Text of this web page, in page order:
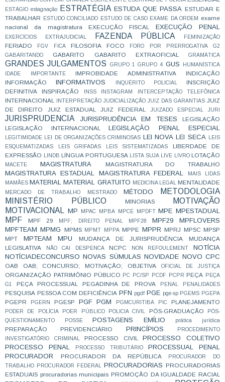
ESTÁGIO estagnação ESTRATÉGIA ESTUDA QUE PASSA ESTUDAR E
TRABALHAR
ESTUDO CONCILIADO ESTUDO DE CASO EXAME DA ORDEM
exame
nacional da magistratura
EXECUÇÃO FISCAL EXECUÇÃO PENAL
EXERCÍCIOS EXTRAJUDICIAL FAZENDA PÚBLICA FEMINIZAÇÃO
FERIADO FGV FICA FILOSOFIA FOCO FORO POR PRERROGATIVA
G2
GABARITANDO
GABARITO GABARITO EXTRAOFICIAL GRAMÁTICA
GRANDES JULGAMENTOS GRUPO 1 GRUPO 4 GUS
HUMANÍSTICA
IDADE
IMPORTANTE IMPROBIDADE ADMINISTRATIVA
INDICAÇÃO
INFORMAÇÃO
INFORMATIVOS INQUÉRITO POLICIAL
INSCRIÇÃO
DEFINITIVA
INSPIRAÇÃO INSS INSTAGRAM INTERCEPTAÇÃO TELEFÔNICA
INTERNACIONAL INTERPRETAÇÃO JUDICIALIZAÇÃO JUIZ DAS GARANTIAS JUIZ
DE DIREITO
JUIZ ESTADUAL JUIZ FEDERAL JUIZADO ESPECIAL JURI
JURISPRUDENCIA JURISPRUDÊNCIA EM TESES
LEGISLAÇÃO
LEGISLAÇÃO INTERNACIONAL
LEGISLAÇÃO PENAL ESPECIAL
LEGITIMIDADE LEI DE ORGANIZAÇÕES CRIMINOSAS LEI NOVA LEI SECA
LEIS
ESQUEMATIZADAS
LEIS GRIFADAS LEIS SISTEMATIZADAS
LIBERDADE DE
EXPRESSÃO
LINDB LÍNGUA PORTUGUESA LISTA SUJA LIVE LIVRO LOTAÇÃO
MACETE MAGISTRATURA MAGISTRATURA DO TRABALHO
MAGISTRATURA ESTADUAL MAGISTRATURA FEDERAL
MAIS LIDAS
MAMÃES MATERIAL MATERIAL GRATUITO MEDICINA LEGAL MENTALIDADE
MERCADO DE TRABALHO MESTRADO MÉTODO
METODOLOGIA
MINISTÉRIO PÚBLICO
MINORIAS
MOTIVAÇÃO
MOTIVACIONAL
MP MPAC MPBA MPCE MPDFT MPE MPESTADUAL
MPF MPF 29 MPF; DIREITO PENAL MPF28 MPF29
MPFLOVERS
MPFTEAM MPMG MPMS MPMT MPPA MPPE MPPR MPRJ MPSC MPSP
MPT
MPTEAM MPU MUDANÇA DE JURISPRUDÊNCIA
MUDANÇA
LEGISLATIVA
NÃO CAI DESPENCA NCPC NON REFOULEMENT
NOTÍCIA
NOTÍCIADECONCURSO NOVAS SÚMULAS NOVIDADE NOVO CPC
OAB OAB; CONCURSO; MOTIVAÇÃO; OBJETIVA OFICIAL DE JUSTIÇA
ORGANIZAÇÃO PATRIMÔNIO PÚBLICO PC PC/SP PCDF PCPR PEÇA
PEÇA
G1
PEÇA PROCESSUAL PEGADINHA DE PROVA PENAL PENALIDADES
PESQUISA PESSOA COM DEFICIÊNCIA PFN pgdf PGE pge-sp PGEMS PGEPA
PGEPR PGERN PGESP PGF PGM PGMCURITIBA PIC PLANEJAMENTO
PODER DE POLÍCIA POER PÚBLICO POLICIA CIVIL PÓS-GRADUAÇÃO
PÓS-
QUESTIONAMENTO
POSSE POSTAGENS EMÍLIO prática jurídica
PREPARAÇÃO PREVIDENCIÁRIO PRINCÍPIOS
PROCEDIMENTO
INVESTIGATÓRIO CRIMINAL
PROCESSO CIVIL
PROCESSO COLETIVO
PROCESSO PENAL
PROCESSO TRIBUTÁRIO
PROCESSUAL PENAL
PROCURADOR
PROCURADOR DA REPÚBLICA
PROCURADOR DO
TRABALHO
PROCURADOR FEDERAL PROCURADORIAS PROCURADORIAS
ESTADUAIS procuradorias municipais PROMOÇÃO DA IGUALDADE RACIAL